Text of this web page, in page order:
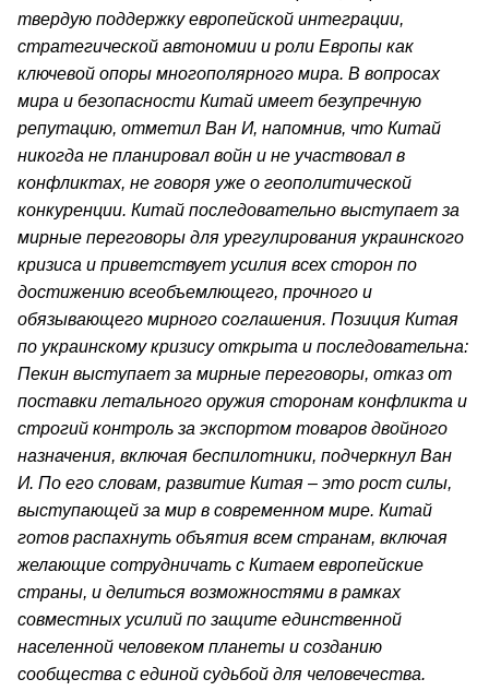
твердую поддержку европейской интеграции,
стратегической автономии и роли Европы как
ключевой опоры многополярного мира. В вопросах
мира и безопасности Китай имеет безупречную
репутацию, отметил Ван И, напомнив, что Китай
никогда не планировал войн и не участвовал в
конфликтах, не говоря уже о геополитической
конкуренции. Китай последовательно выступает за
мирные переговоры для урегулирования украинского
кризиса и приветствует усилия всех сторон по
достижению всеобъемлющего, прочного и
обязывающего мирного соглашения. Позиция Китая
по украинскому кризису открыта и последовательна:
Пекин выступает за мирные переговоры, отказ от
поставки летального оружия сторонам конфликта и
строгий контроль за экспортом товаров двойного
назначения, включая беспилотники, подчеркнул Ван
И. По его словам, развитие Китая – это рост силы,
выступающей за мир в современном мире. Китай
готов распахнуть объятия всем странам, включая
желающие сотрудничать с Китаем европейские
страны, и делиться возможностями в рамках
совместных усилий по защите единственной
населенной человеком планеты и созданию
сообщества с единой судьбой для человечества.